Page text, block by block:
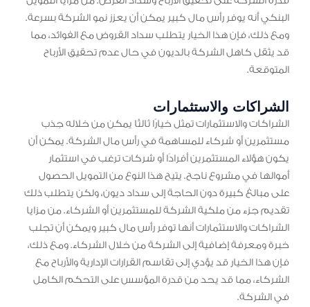
البنكي أنه يوفر رأس مال كبير يمكن أن يعزز نمو الشركة بسرعة.
ومع ذلك، فإن هذا الخيار يتطلب سداد القروض مع الفوائد، مما
قد يثقل كاهل الشركة بالديون في حال عدم تحقيق الأرباح
المتوقعة.
الشراكات والاستثمارات
الشراكات والاستثمارات تمثل خيارًا ثالثًا يمكن من خلاله جذب
مستثمرين أو شركاء للمساهمة في رأس مال الشركة. يمكن أن
يكون هؤلاء المستثمرين أفرادًا أو شركات ترغب في استثمار
أموالها في مشروع ناجح. يتيح هذا النوع من التمويل الحصول
على مبالغ كبيرة دون الحاجة إلى سداد ديون، ولكن يتطلب ذلك
تقديم جزء من ملكية الشركة للمستثمرين أو الشركاء. من مزايا
الشراكات والاستثمارات أنها توفر رأس مال كبير ويمكن أن تجلب
خبرة ومعرفة إضافية إلى الشركة من خلال الشركاء. ومع ذلك،
فإن هذا الخيار قد يؤدي إلى تقاسم القرارات الإدارية والأرباح مع
الشركاء، مما قد يحد من قدرة المؤسس على التحكم الكامل
في الشركة.